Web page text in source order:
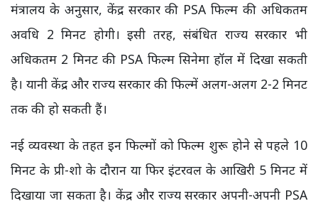
मंत्रालय के अनुसार, केंद्र सरकार की PSA फिल्म की अधिकतम
अवधि 2 मिनट होगी। इसी तरह, संबंधित राज्य सरकार भी
अधिकतम 2 मिनट की PSA फिल्म सिनेमा हॉल में दिखा सकती
है। यानी केंद्र और राज्य सरकार की फिल्में अलग-अलग 2-2 मिनट
तक की हो सकती हैं।
नई व्यवस्था के तहत इन फिल्मों को फिल्म शुरू होने से पहले 10
मिनट के प्री-शो के दौरान या फिर इंटरवल के आखिरी 5 मिनट में
दिखाया जा सकता है। केंद्र और राज्य सरकार अपनी-अपनी PSA